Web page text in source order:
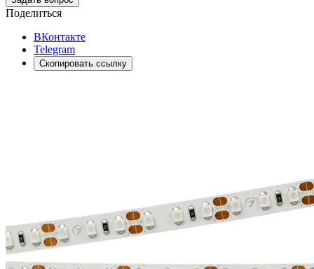
Поделиться
ВКонтакте
Telegram
Скопировать ссылку